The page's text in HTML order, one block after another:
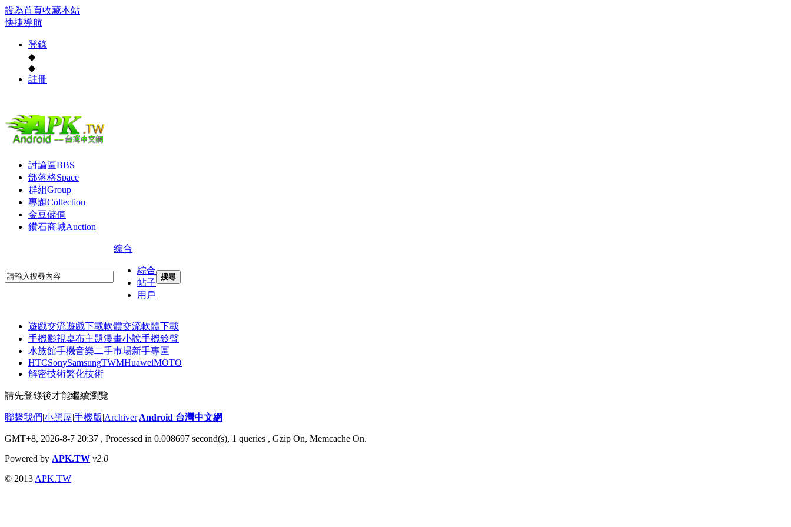
設為首頁收藏本站
快捷導航
登錄
◆
◆
註冊
討論區BBS
部落格Space
群組Group
專題Collection
金豆儲值
鑽石商城Auction
綜合
綜合
帖子
用戶
搜尋
遊戲交流遊戲下載軟體交流軟體下載
手機影視桌布主題漫畫小說手機鈴聲
水族館手機音樂二手市場新手專區
HTCSonySamsungTWMHuaweiMOTO
解密技術繁化技術
請先登錄後才能繼續瀏覽
聯繫我們|小黑屋|手機版|Archiver|Android 台灣中文網
GMT+8, 2026-8-7 20:37 , Processed in 0.008697 second(s), 1 queries , Gzip On, Memcache On.
Powered by APK.TW v2.0
© 2013 APK.TW